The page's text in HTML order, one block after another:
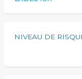
NIVEAU DE